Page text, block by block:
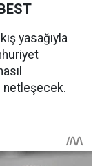
yasağıyla
netleşecek.